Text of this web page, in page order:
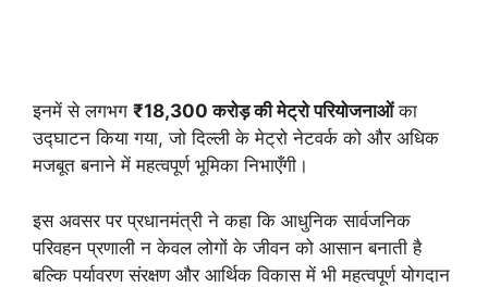
इनमें से लगभग ₹18,300 करोड़ की मेट्रो परियोजनाओंका
उद्घाटन किया गया, जो दिल्ली के मेट्रो नेटवर्क को और अधिक
मजबूत बनाने में महत्वपूर्ण भूमिका निभाएँगी।
इस अवसर पर प्रधानमंत्री ने कहा कि आधुनिक सार्वजनिक
परिवहन प्रणाली न केवल लोगों के जीवन को आसान बनाती है
बल्कि पर्यावरण संरक्षण और आर्थिक विकास में भी महत्वपूर्ण योगदान